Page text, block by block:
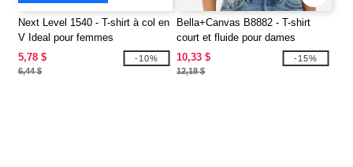
Next Level 1540 - T-shirt à col en
V Ideal pour femmes
5,78 $
6,44 $
-10%
Bella+Canvas B8882 - T-shirt
court et fluide pour dames
10,33 $
12,18 $
-15%